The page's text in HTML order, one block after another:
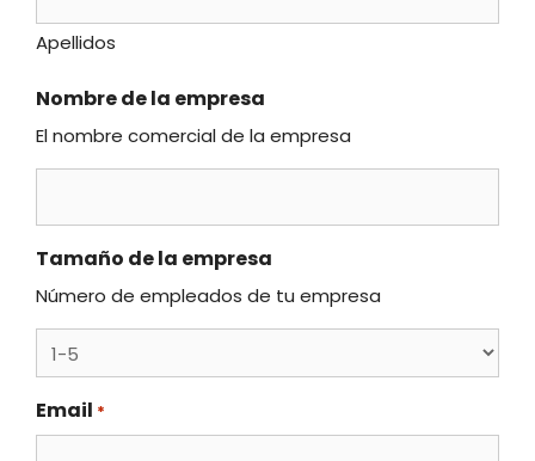
Apellidos
Nombre de la empresa
El nombre comercial de la empresa
Tamaño de la empresa
Número de empleados de tu empresa
Email *